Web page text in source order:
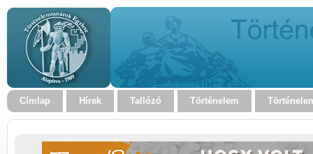
Címlap Hírek Tallózó Történelem